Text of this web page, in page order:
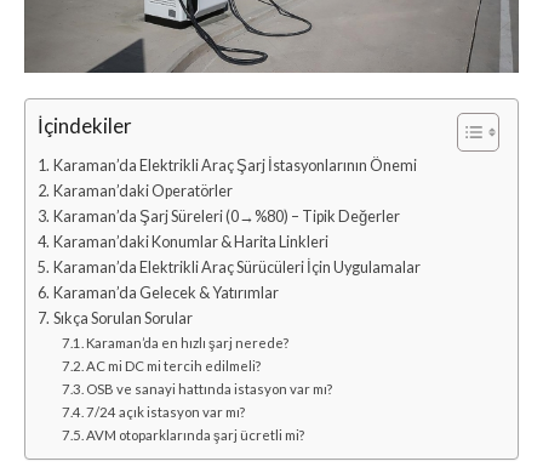
İçindekiler
Karaman’da Elektrikli Araç Şarj İstasyonlarının Önemi
Karaman’daki Operatörler
Karaman’da Şarj Süreleri (0→%80) – Tipik Değerler
Karaman’daki Konumlar & Harita Linkleri
Karaman’da Elektrikli Araç Sürücüleri İçin Uygulamalar
Karaman’da Gelecek & Yatırımlar
Sıkça Sorulan Sorular
Karaman’da en hızlı şarj nerede?
AC mi DC mi tercih edilmeli?
OSB ve sanayi hattında istasyon var mı?
7/24 açık istasyon var mı?
AVM otoparklarında şarj ücretli mi?